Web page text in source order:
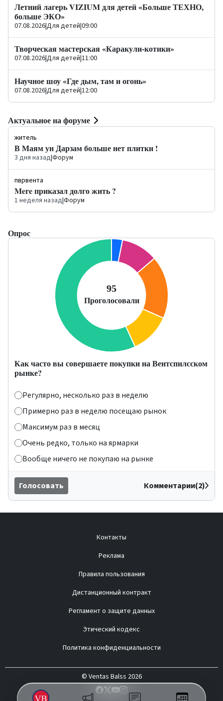
Летний лагерь VIZIUM для детей «Больше ТЕХНО,
больше ЭКО»
07.08.2026|Для детей|09:00
Творческая мастерская «Каракули-котики»
07.08.2026|Для детей|11:00
Научное шоу «Где дым, там и огонь»
07.08.2026|Для детей|12:00
Актуальное на форуме
житель
В Маям ун Дарзам больше нет плитки !
3 дня назад|Форум
пврвента
Mere приказал долго жить ?
1 неделя назад|Форум
Опрос
Как часто вы совершаете покупки на Вентспилсском
рынке?
Регулярно, несколько раз в неделю
Примерно раз в неделю посещаю рынок
Максимум раз в месяц
Очень редко, только на ярмарки
Вообще ничего не покупаю на рынке
Голосовать Комментарии(2)
Контакты
Реклама
Правила пользования
Дистанционный контракт
Регламент о защите данных
Этический кодекс
Политика конфиденциальности
© Ventas Balss 2026